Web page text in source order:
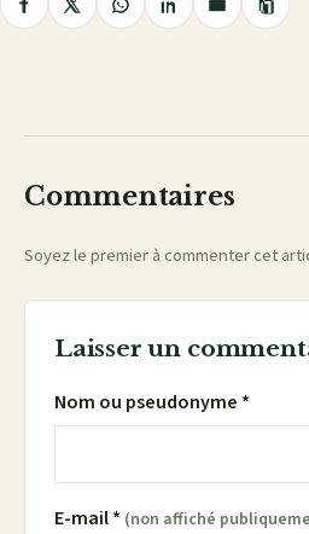
PartagerPartagerPartagerPartagerPartager
Copier
le
Commentaires
Soyez le premier à commenter cet
Laisser un
Nom ou pseudonyme *
E-mail * (non affiché